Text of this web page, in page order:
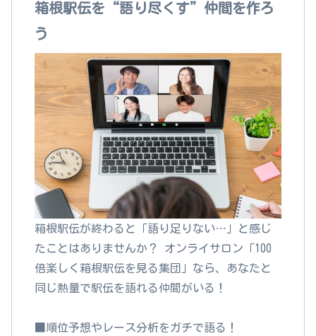
箱根駅伝を“語り尽くす”仲間を作ろ
う
箱根駅伝が終わると「語り足りない…」と感じ
たことはありませんか？ オンライサロン「100
倍楽しく箱根駅伝を見る集団」なら、あなたと
同じ熱量で駅伝を語れる仲間がいる！
■順位予想やレース分析をガチで語る！